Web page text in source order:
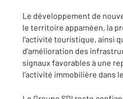
Le développement de
le territoire appaméen, la
l’activité touristique, ainsi
d’amélioration des
signaux favorables à une
l’activité immobilière dans